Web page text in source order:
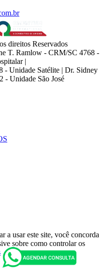
direitos Reservados
T. Ramlow - CRM/SC 4768 -
|
- Unidade Satélite | Dr. Sidney
- Unidade São José
a usar este site, você concorda
sobre como controlar os